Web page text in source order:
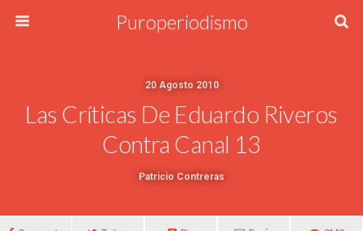
Puroperiodismo
20 Agosto 2010
Las Críticas De Eduardo Riveros
Contra Canal 13
Patricio Contreras